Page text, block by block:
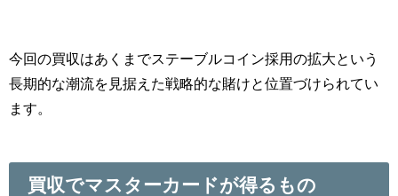
今回の買収はあくまでステーブルコイン採用の拡大という
長期的な潮流を見据えた戦略的な賭けと位置づけられてい
ます。
買収でマスターカードが得るもの